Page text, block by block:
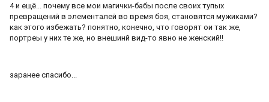
4 и ещё... почему все мои магички-бабы после своих тупых
превращений в элементалей во время боя, становятся мужиками?
как этого избежать? понятно, конечно, что говорят ои так же,
портреы у них те же, но внешинй вид-то явно не женский!!
заранее спасибо...